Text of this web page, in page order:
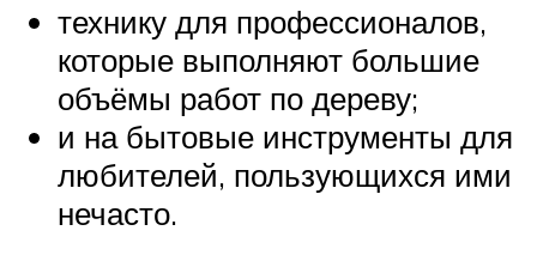
технику для профессионалов,
которые выполняют большие
объёмы работ по дереву;
и на бытовые инструменты для
любителей, пользующихся ими
нечасто.